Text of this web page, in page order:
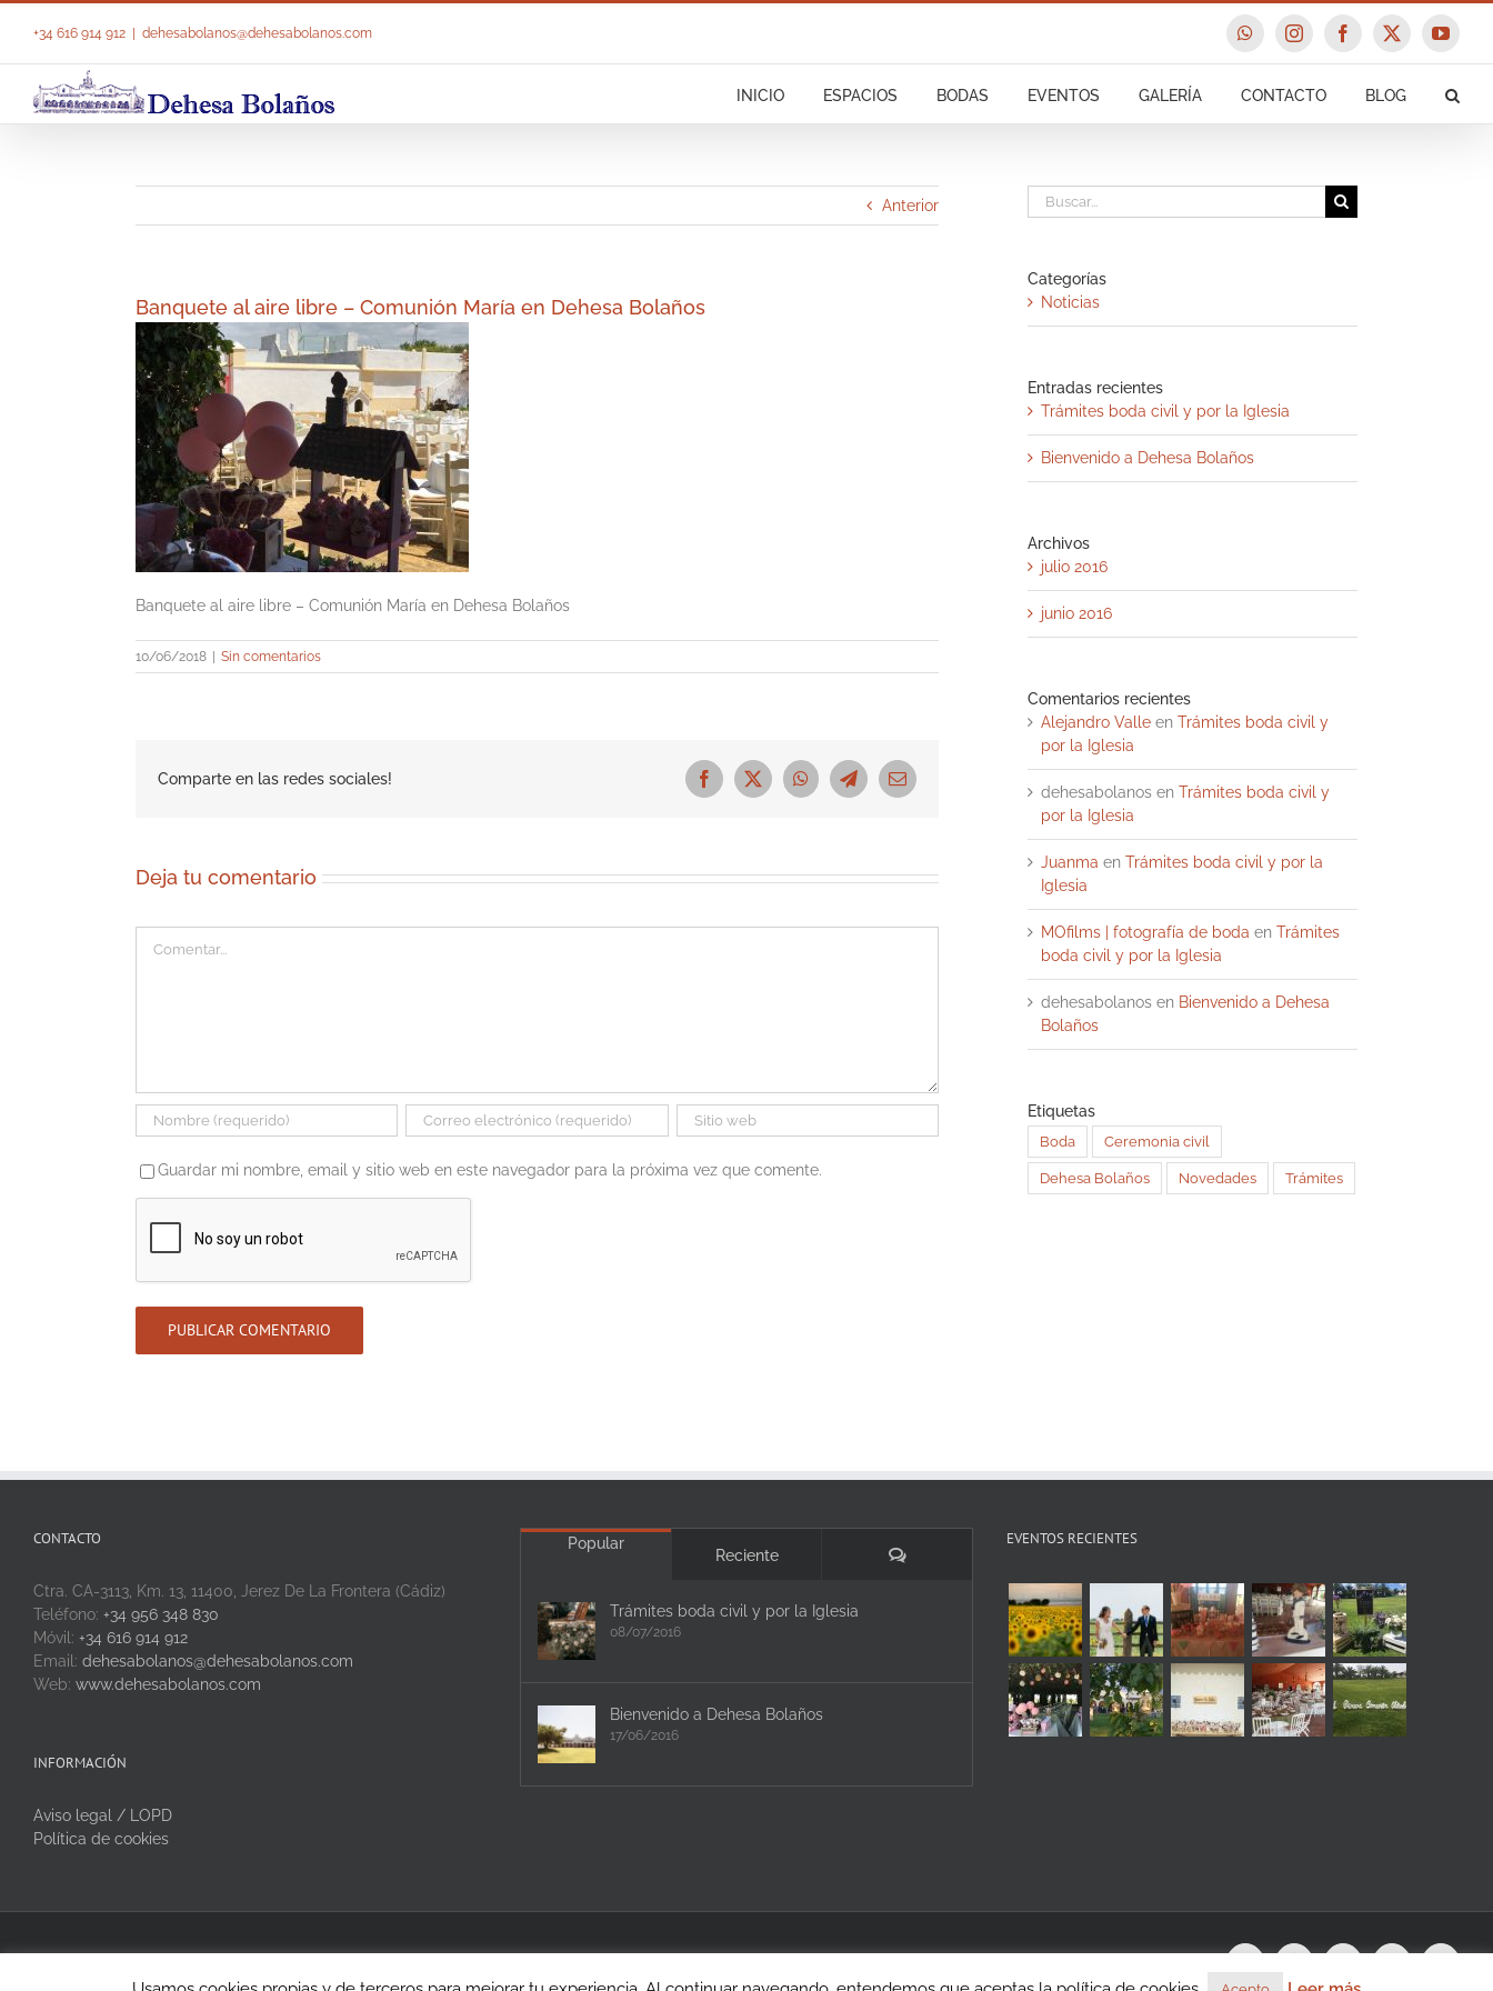
+34 616 914 912 dehesabolanos@dehesabolanos.com WhatsAppInstagramFacebook
X
INICIO ESPACIOS BODAS EVENTOS GALERÍA CONTACTO BLOG
Anterior
Banquete al aire libre – Comunión María en Dehesa Bolaños
Banquete al aire libre – Comunión María en Dehesa Bolaños
10/06/2018 Sin comentarios
Comparte en las redes sociales! Facebook
X WhatsAppTelegramCorreo
electrónico
Deja tu comentario
Guardar mi nombre, email y sitio web en este navegador para la próxima vez que comente.
Buscar:
Categorías
Noticias
Entradas recientes
Trámites boda civil y por la Iglesia
Bienvenido a Dehesa Bolaños
Archivos
julio 2016
junio 2016
Comentarios recientes
Alejandro Valle en Trámites boda civil y
por la Iglesia
dehesabolanos en Trámites boda civil y
por la Iglesia
Juanma en Trámites boda civil y por la
Iglesia
MOfilms | fotografía de boda en Trámites
boda civil y por la Iglesia
dehesabolanos en Bienvenido a Dehesa
Bolaños
Etiquetas
Boda Ceremonia civil
Dehesa Bolaños Novedades Trámites
CONTACTO
Ctra. CA-3113, Km. 13, 11400, Jerez De La Frontera (Cádiz)
Teléfono: +34 956 348 830
Móvil: +34 616 914 912
Email: dehesabolanos@dehesabolanos.com
Web: www.dehesabolanos.com
INFORMACIÓN
Aviso legal / LOPD
Política de cookies
Popular
Reciente Comentarios
Trámites boda civil y por la Iglesia
08/07/2016
Bienvenido a Dehesa Bolaños
17/06/2016
EVENTOS RECIENTES